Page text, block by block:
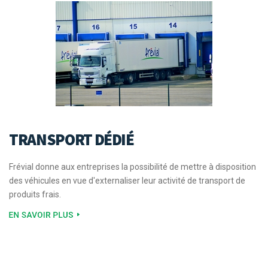
TRANSPORT DÉDIÉ
Frévial donne aux entreprises la possibilité de mettre à disposition
des véhicules en vue d'externaliser leur activité de transport de
produits frais.